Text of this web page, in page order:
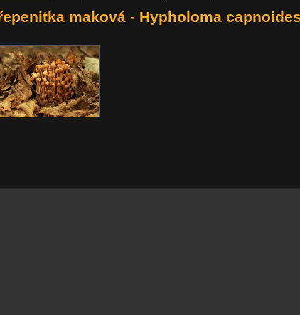
maková - Hypholoma